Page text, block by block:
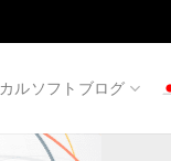
カルソフトブログ